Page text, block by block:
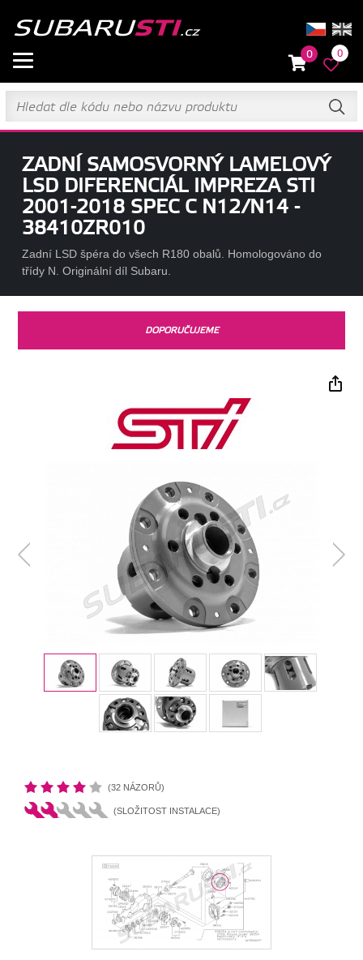
0 0
ZADNÍ SAMOSVORNÝ LAMELOVÝ
LSD DIFERENCIÁL IMPREZA STI
2001-2018 SPEC C N12/N14 -
38410ZR010
Zadní LSD špéra do všech R180 obalů. Homologováno do
třídy N. Originální díl Subaru.
DOPORUČUJEME
(32 NÁZORŮ)
(SLOŽITOST INSTALACE)